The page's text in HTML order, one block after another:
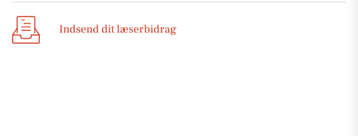
Indsend dit læserbidrag